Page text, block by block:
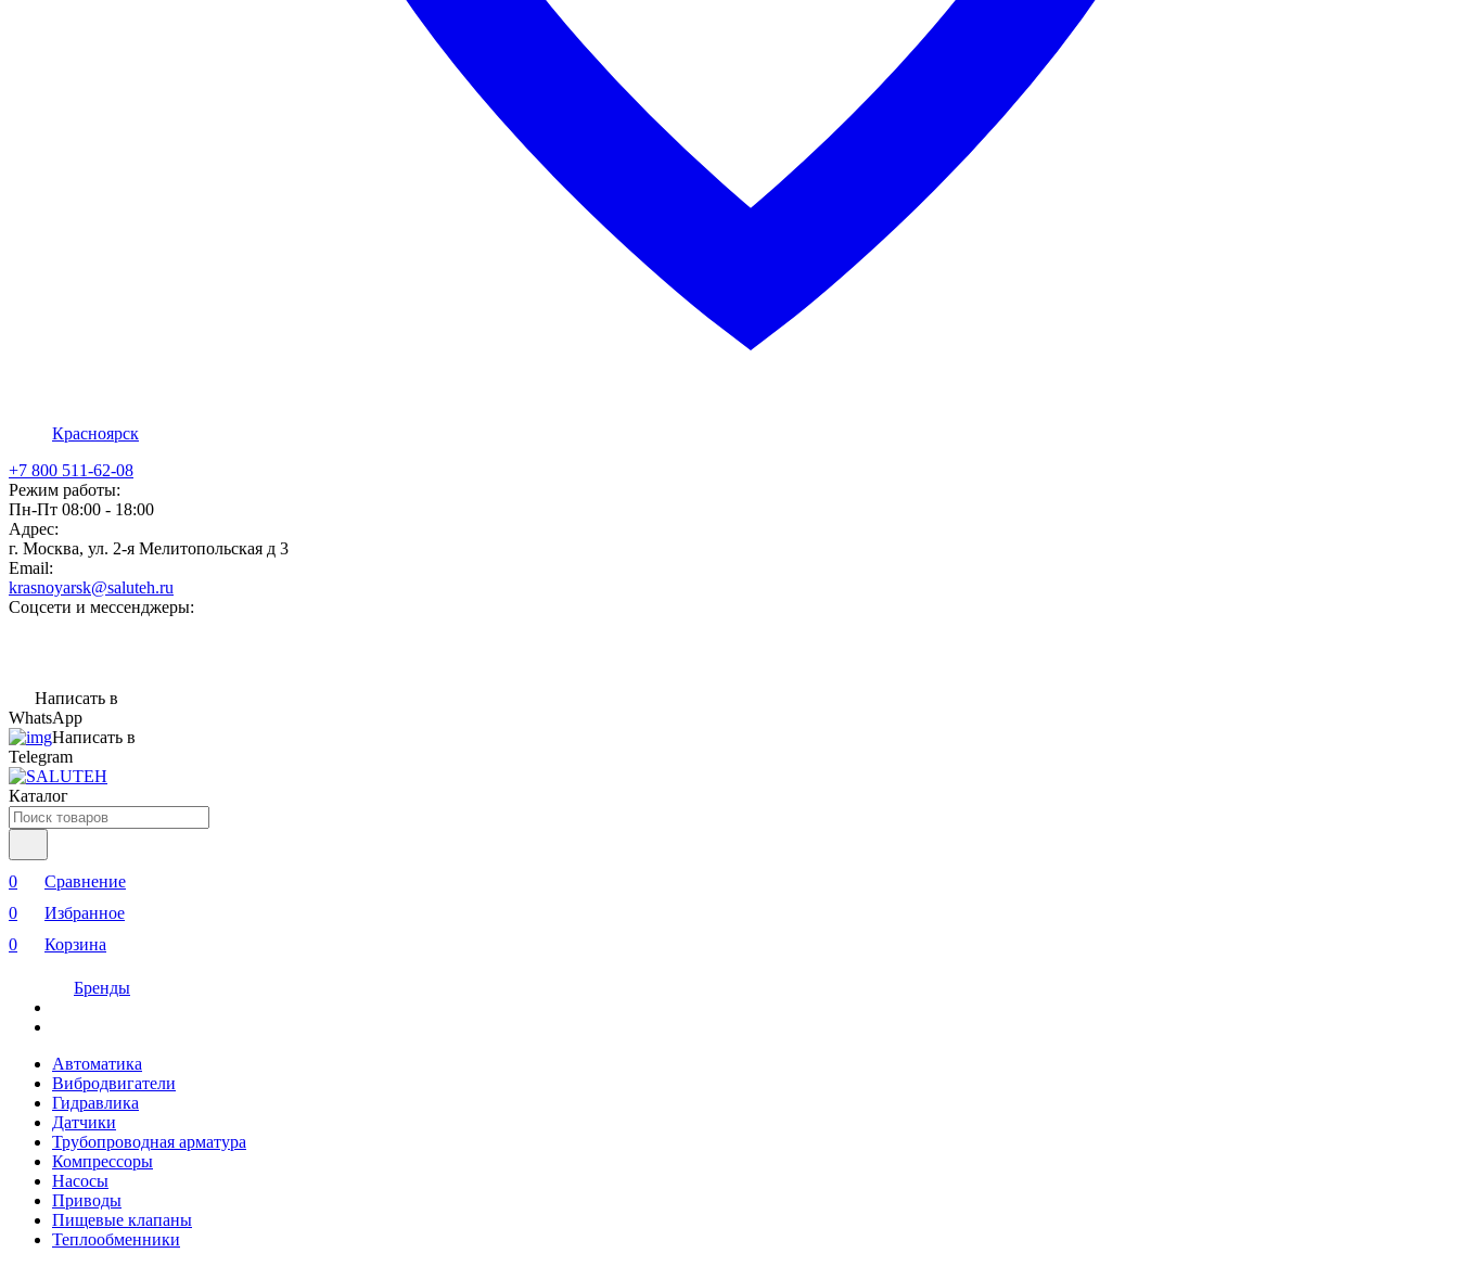
Красноярск
+7 800 511-62-08
Режим работы:
Пн-Пт 08:00 - 18:00
Адрес:
г. Москва, ул. 2-я Мелитопольская д 3
Email:
krasnoyarsk@saluteh.ru
Соцсети и мессенджеры:
Написать в
WhatsApp
Написать в
Telegram
Каталог
0
Сравнение
0
Избранное
0
Корзина
Бренды
Автоматика
Вибродвигатели
Гидравлика
Датчики
Трубопроводная арматура
Компрессоры
Насосы
Приводы
Пищевые клапаны
Теплообменники